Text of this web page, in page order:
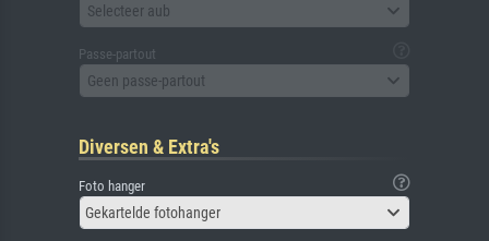
Selecteer aub
Passe-partout
Geen passe-partout
Diversen & Extra's
Foto hanger
Gekartelde fotohanger